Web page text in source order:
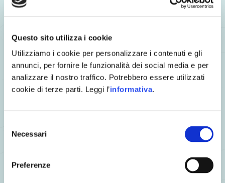
Questo sito utilizza i cookie
Utilizziamo i cookie per personalizzare i contenuti e gli
annunci, per fornire le funzionalità dei social media e per
analizzare il nostro traffico. Potrebbero essere utilizzati
cookie di terze parti. Leggi l’informativa.
delNecessari
Preferenze
Gnocchi di patate alla fonduta di brie e Salmone Selvaggio